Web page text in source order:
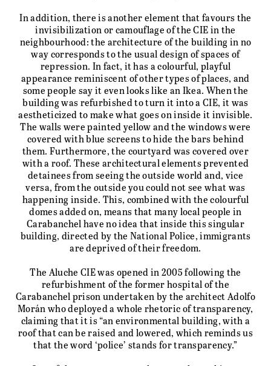
In addition, there is another element that favours the
invisibilization or camouflage of the CIE in the
neighbourhood: the architecture of the building in no
way corresponds to the usual design of spaces of
repression. In fact, it has a colourful, playful
appearance reminiscent of other types of places, and
some people say it even looks like an Ikea. When the
building was refurbished to turn it into a CIE, it was
aestheticized to make what goes on inside it invisible.
The walls were painted yellow and the windows were
covered with blue screens to hide the bars behind
them. Furthermore, the courtyard was covered over
with a roof. These architectural elements prevented
detainees from seeing the outside world and, vice
versa, from the outside you could not see what was
happening inside. This, combined with the colourful
domes added on, means that many local people in
Carabanchel have no idea that inside this singular
building, directed by the National Police, immigrants
are deprived of their freedom.
The Aluche CIE was opened in 2005 following the
refurbishment of the former hospital of the
Carabanchel prison undertaken by the architect Adolfo
Morán who deployed a whole rhetoric of transparency,
claiming that it is “an environmental building, with a
roof that can be raised and lowered, which reminds us
that the word ‘police’ stands for transparency.”